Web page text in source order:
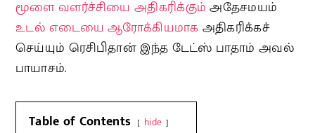
மூளை வளர்ச்சியை அதிகரிக்கும் அதேசமயம்
உடல் எடையை ஆரோக்கியமாக அதிகரிக்கச்
செய்யும் ரெசிபிதான் இந்த டேட்ஸ் பாதாம் அவல்
பாயாசம்.
Table of Contents hide